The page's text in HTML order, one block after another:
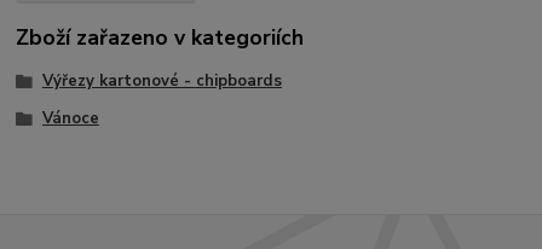
Zboží zařazeno v kategoriích
Výřezy kartonové - chipboards
Vánoce